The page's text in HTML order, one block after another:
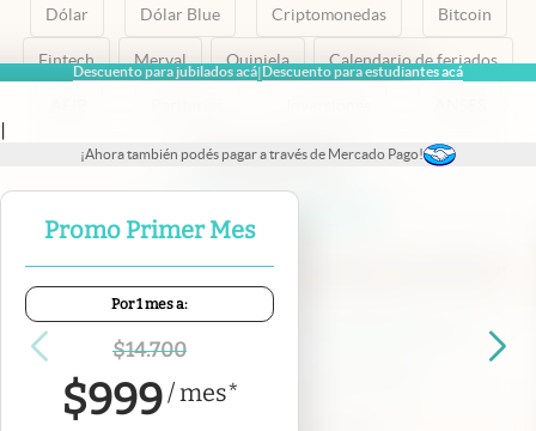
Descuento para jubilados acá|Descuento para estudiantes acá
|
¡Ahora también podés pagar a través de Mercado Pago!
Promo Primer Mes
Por 1 mes a:
$14.700
$999/mes*
Dólar Dólar Blue Criptomonedas Bitcoin
Fintech Merval Quiniela Calendario de feriados
abre en nueva pestaña
abre en nueva pestaña
abre en nueva pestaña
abre en nueva pestaña
abre en nueva pestaña
Portal de Proveedores